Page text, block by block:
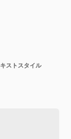
ストスタイル